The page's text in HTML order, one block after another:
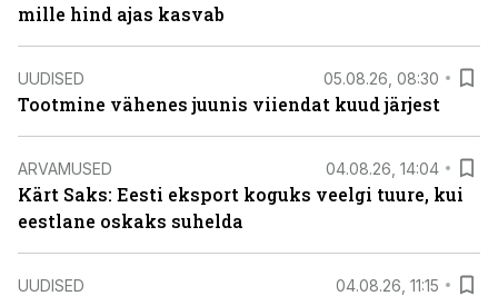
mille hind ajas kasvab
UUDISED 05.08.26, 08:30
Tootmine vähenes juunis viiendat kuud järjest
ARVAMUSED 04.08.26, 14:04
Kärt Saks: Eesti eksport koguks veelgi tuure, kui
eestlane oskaks suhelda
UUDISED 04.08.26, 11:15